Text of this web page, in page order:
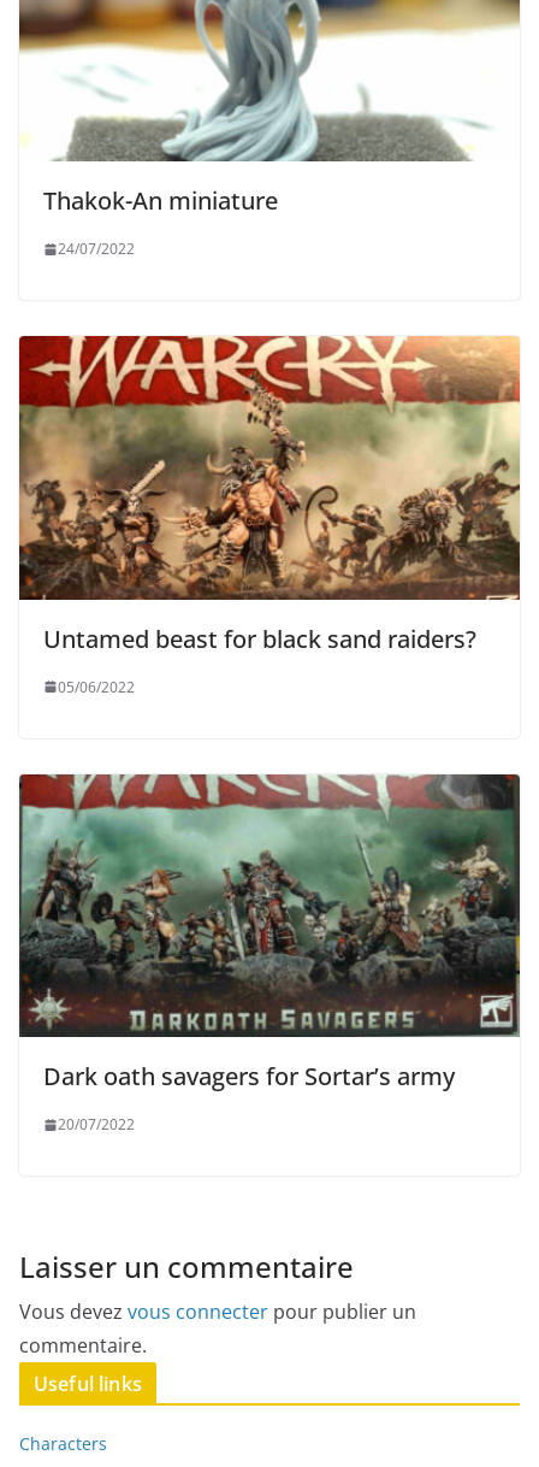
Thakok-An miniature
24/07/2022
Untamed beast for black sand raiders?
05/06/2022
Dark oath savagers for Sortar’s army
20/07/2022
Laisser un commentaire
Vous devez vous connecter pour publier un
commentaire.
Useful links
Characters